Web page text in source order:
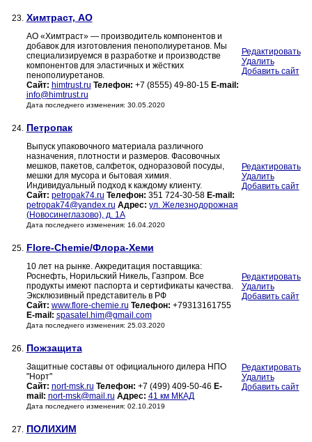
23. Химтраст, АО
АО «Химтраст» — производитель компонентов и
добавок для изготовления пенополиуретанов. Мы
специализируемся в разработке и производстве
компонентов для эластичных и жёстких
пенополиуретанов.
Сайт: himtrust.ru Телефон: +7 (8555) 49-80-15 E-mail:
info@himtrust.ru
Дата последнего изменения: 30.05.2020
Редактировать
Удалить
Добавить сайт
24. Петропак
Выпуск упаковочного материала различного
назначения, плотности и размеров. Фасовочных
мешков, пакетов, салфеток, одноразовой посуды,
мешки для мусора и бытовая химия.
Индивидуальный подход к каждому клиенту.
Сайт: petropak74.ru Телефон: 351 724-30-58 E-mail:
petropak74@yandex.ru Адрес: ул. Железнодорожная
(Новосинеглазово), д. 1А
Дата последнего изменения: 16.04.2020
Редактировать
Удалить
Добавить сайт
25. Flore-Chemie/Флора-Хеми
10 лет на рынке. Аккредитация поставщика:
Роснефть, Норильский Никель, Газпром. Все
продукты имеют паспорта и сертификаты качества.
Эксклюзивный представитель в РФ
Сайт: www.flore-chemie.ru Телефон: +79313161755
E-mail: spasatel.him@gmail.com
Дата последнего изменения: 25.03.2020
Редактировать
Удалить
Добавить сайт
26. Пожзащита
Защитные составы от официального дилера НПО
"Норт"
Сайт: nort-msk.ru Телефон: +7 (499) 409-50-46 E-
mail: nort-msk@mail.ru Адрес: 41 км МКАД
Дата последнего изменения: 02.10.2019
Редактировать
Удалить
Добавить сайт
27. ПОЛИХИМ